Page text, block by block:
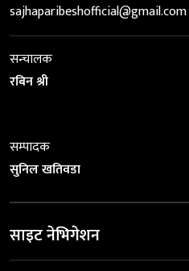
sajhaparibeshofficial@gmail.com
सन्चालक
रबिन श्री
सम्पादक
सुनिल खतिवडा
साइट नेभिगेशन